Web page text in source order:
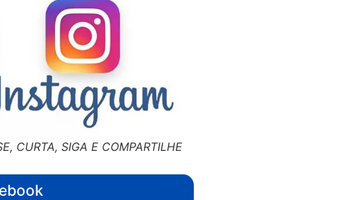
CURTA, SIGA E COMPARTILHE